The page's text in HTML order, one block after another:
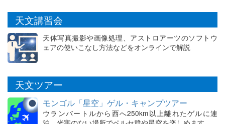
天文講習会
天体写真撮影や画像処理、アストロアーツのソフトウ
ェアの使いこなし方法などをオンラインで解説
天文ツアー
モンゴル「星空」ゲル・キャンプツアー
ウランバートルから西へ250km以上離れたゲルに連